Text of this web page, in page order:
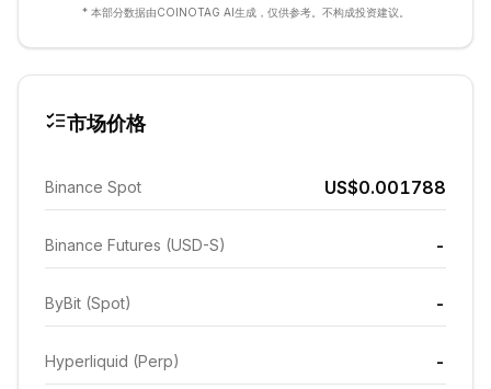
* 本部分数据由COINOTAG AI生成，仅供参考。不构成投资建议。
市场价格
Binance Spot US$0.001788
Binance Futures (USD-S) -
ByBit (Spot) -
Hyperliquid (Perp) -